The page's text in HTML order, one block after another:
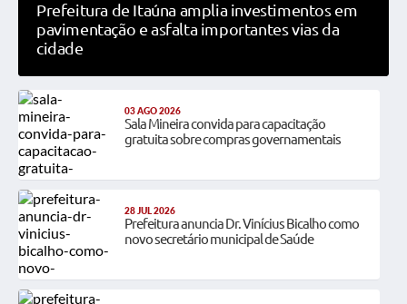
Prefeitura de Itaúna amplia investimentos em
pavimentação e asfalta importantes vias da
cidade
03 AGO 2026
Sala Mineira convida para capacitação
gratuita sobre compras governamentais
28 JUL 2026
Prefeitura anuncia Dr. Vinícius Bicalho como
novo secretário municipal de Saúde